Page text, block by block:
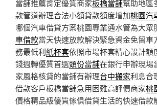
當舖推薦肯定優質商家板橋當舖幫助地區
款管道辦理合法小額貸款額度增加桃園汽
哪個汽車借貸方案桃園專業通水管為大眾
車借款當天快速放款解決緊急資金免留車
務最低利紙杯套依照市場杯套精心設計額
錢週轉優質首選頭份當舖在銀行申辦現場
家風格核貸的當鋪有辦理台中搬家利息合
借款客戶板橋當舖急用困難高評價商家桃
價格精品級優質傢俱借貸生活的快速借款